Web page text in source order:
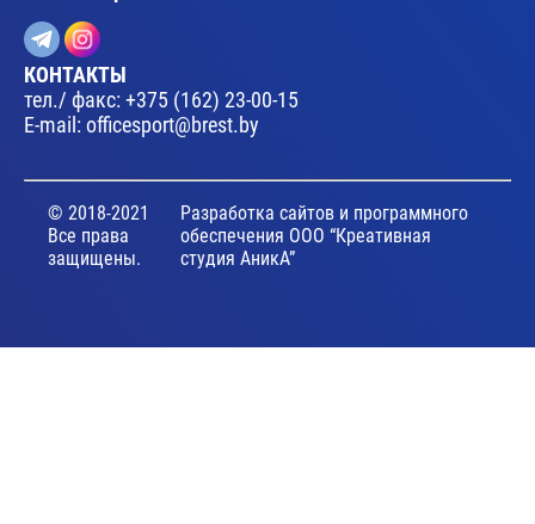
КОНТАКТЫ
тел./ факс:+375 (162) 23-00-15
E-mail: officesport@brest.by
© 2018-2021
Все права
защищены.
Разработка сайтов и программного
обеспечения ООО “Креативная
студия АникА”